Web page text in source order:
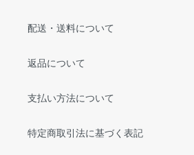
配送・送料について
返品について
支払い方法について
特定商取引法に基づく表記